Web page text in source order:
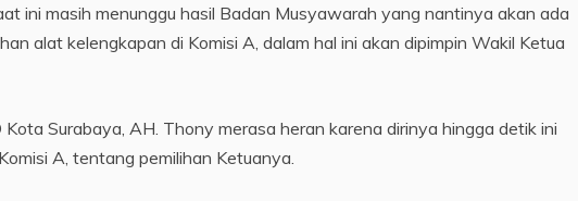
ini masih menunggu hasil Badan Musyawarah yang nantinya akan ada
alat kelengkapan di Komisi A, dalam hal ini akan dipimpin Wakil Ketua
Surabaya, AH. Thony merasa heran karena dirinya hingga detik ini
A, tentang pemilihan Ketuanya.